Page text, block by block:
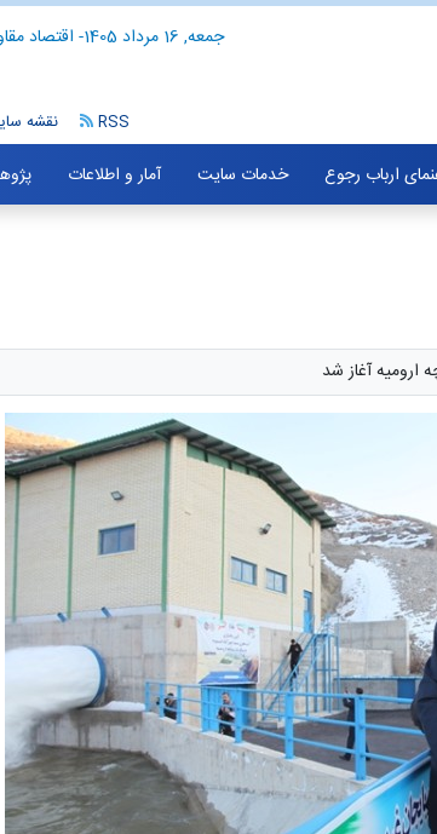
- اقتصاد جمعه, 16 مرداد 1405
نقشه RSS
ارباب رجوع خدمات سایت آمار و اطلاعات
ارومیه آغاز شد